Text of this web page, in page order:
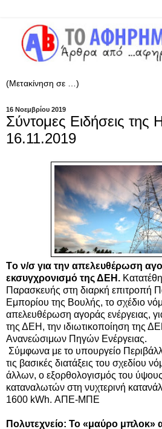
16 Νοεμβρίου 2019
Σύντομες Ειδήσεις της
16.11.2019
Tο ν/σ για την απελευθέρωση
εκσυγχρονισμό της ΔΕΗ.
Παρασκευής στη διαρκή επιτροπή
Εμπορίου της Βουλής, το σχέδιο
απελευθέρωση αγοράς ενέργειας,
της ΔΕΗ, την ιδιωτικοποίηση της
Ανανεώσιμων Πηγών Ενέργειας.
Σύμφωνα με το υπουργείο
τις βασικές διατάξεις του σχεδίου
άλλων, ο εξορθολογισμός του
καταναλωτών στη νυχτερινή
1600 kWh. ΑΠΕ-ΜΠΕ
Πολυτεχνείο: Το «μαύρο μπλοκ»